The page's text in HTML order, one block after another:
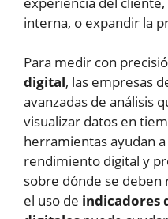
interna, o expandir la
Para medir con
digital, las empresas
avanzadas de análisis
visualizar datos en
herramientas ayudan
rendimiento digital y
sobre dónde se deben
el uso de indicadores